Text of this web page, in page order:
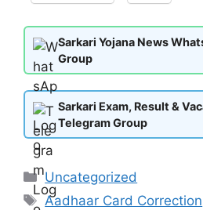
Sarkari Yojana News
Group
Sarkari Exam, Result &
Telegram Group
Categories
Uncategorized
Tags
Aadhaar Card Correction